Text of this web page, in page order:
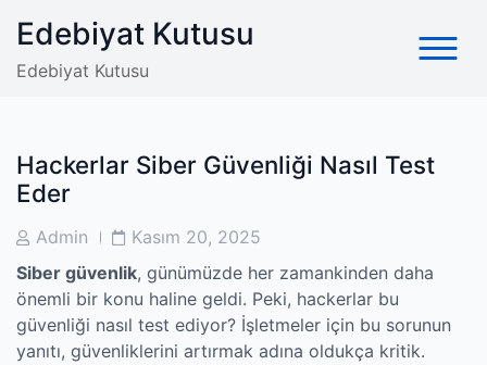
content
Edebiyat Kutusu
Edebiyat Kutusu
Hackerlar Siber Güvenliği Nasıl Test
Eder
PostAdmin
PostKasım 20, 2025
Siber güvenlik, günümüzde her zamankinden daha
önemli bir konu haline geldi. Peki, hackerlar bu
güvenliği nasıl test ediyor? İşletmeler için bu sorunun
yanıtı, güvenliklerini artırmak adına oldukça kritik.